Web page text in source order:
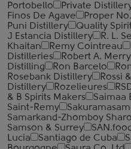
Portobello
Private
Finos De Agave
Proper
Puni Distillery
Quality
J Estancia Distillery
R. L.
Khaitan
Remy Cointreau
Distilleries
Robert A.
Distilling
Ron Barcelo
Rosebank Distillery
Rossi
Distillery
Rozelieures
& B Spirits Makers
Saimaa
Saint-Remy
Samarkand-Zhomboy
Samson & Surrey
Lucia
Santiago de Cuba